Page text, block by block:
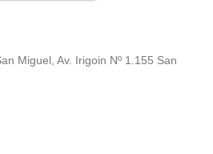
Miguel, Av. Irigoin Nº 1.155 San